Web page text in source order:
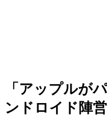
「アップルが
ンドロイド陣営